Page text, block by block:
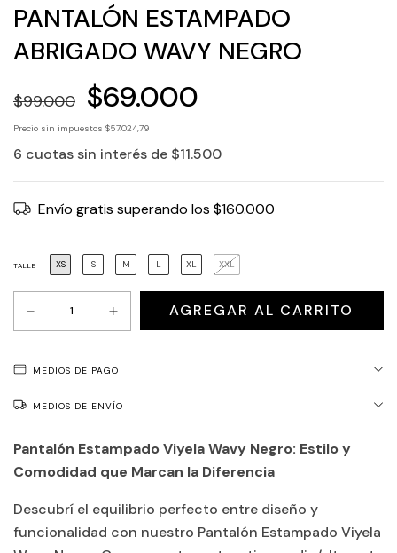
PANTALÓN ESTAMPADO
ABRIGADO WAVY NEGRO
$99.000 $69.000
6 cuotas sin interés de $11.500
Precio sin impuestos $57.024,79
Envío gratis superando los $160.000
TALLE XS S M L XL XXL
MEDIOS DE PAGO
MEDIOS DE ENVÍO
Pantalón Estampado Viyela Wavy Negro: Estilo y
Comodidad que Marcan la Diferencia
Descubrí el equilibrio perfecto entre diseño y
funcionalidad con nuestro Pantalón Estampado Viyela